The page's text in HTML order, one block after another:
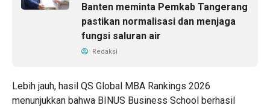
Banten meminta Pemkab Tangerang
pastikan normalisasi dan menjaga
fungsi saluran air
Redaksi
Lebih jauh, hasil QS Global MBA Rankings 2026
menunjukkan bahwa BINUS Business School berhasil